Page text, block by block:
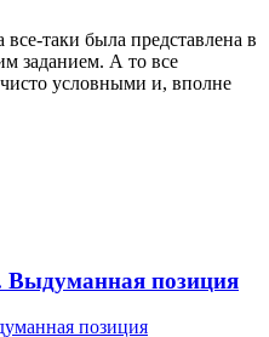
таки была представлена в
заданием. А то все
условными и, вполне
Выдуманная позиция